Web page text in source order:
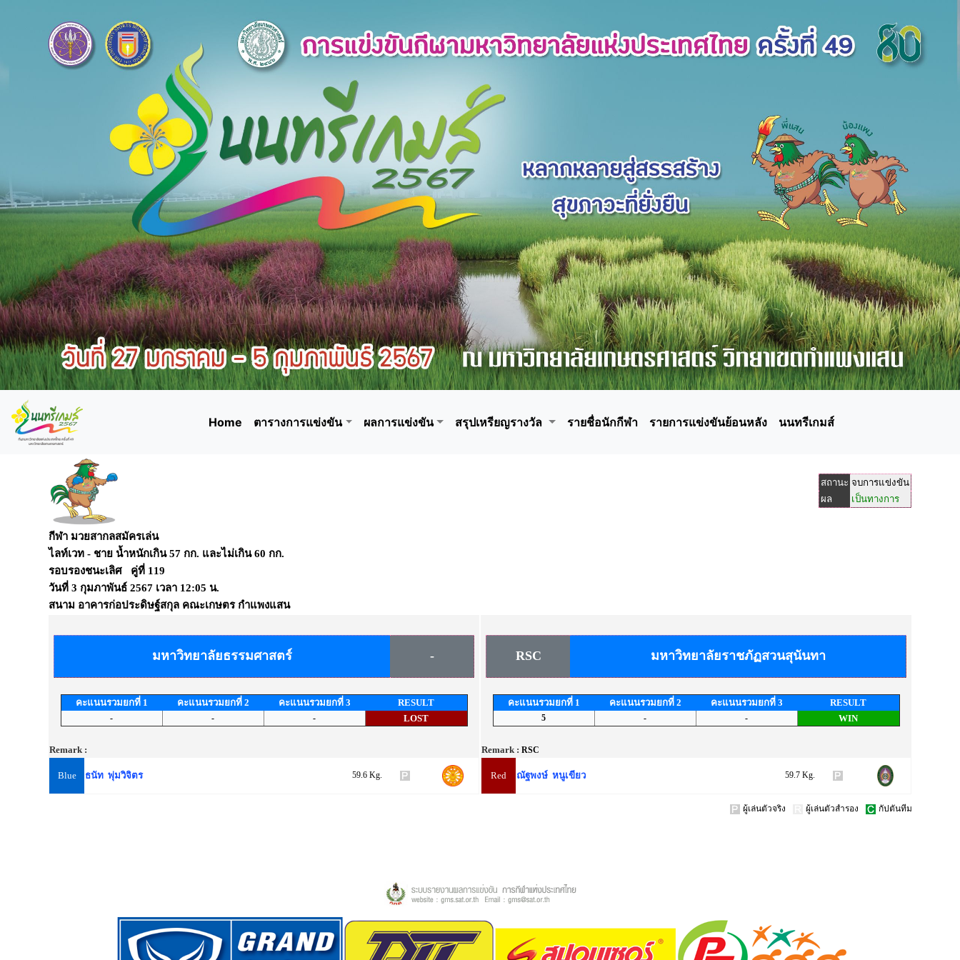
Home ตารางการแข่งขัน ผลการแข่งขัน สรุปเหรียญรางวัล รายชื่อนักกีฬา รายการแข่งขันย้อนหลัง นนทรีเกมส์
สถานะ จบการแข่งขัน
ผล
เป็นทางการ
กีฬา มวยสากลสมัครเล่น
ไลท์เวท - ชาย น้ำหนักเกิน 57 กก. และไม่เกิน 60 กก.
รอบรองชนะเลิศ คู่ที่ 119
วันที่ 3 กุมภาพันธ์ 2567 เวลา 12:05 น.
สนาม อาคารก่อประดิษฐ์สกุล คณะเกษตร กำแพงแสน
มหาวิทยาลัยธรรมศาสตร์ -
คะแนนรวมยกที่ 1 คะแนนรวมยกที่ 2 คะแนนรวมยกที่ 3 RESULT
- - - LOST
Remark :
Blue ธนัท พุ่มวิจิตร 59.6 Kg.
RSC มหาวิทยาลัยราชภัฏสวนสุนันทา
คะแนนรวมยกที่ 1 คะแนนรวมยกที่ 2 คะแนนรวมยกที่ 3 RESULT
5 - - WIN
Remark : RSC
Red ณัฐพงษ์ หนูเขียว 59.7 Kg.
ผู้เล่นตัวจริง ผู้เล่นตัวสำรอง กัปตันทีม